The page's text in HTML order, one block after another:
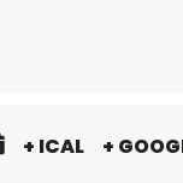
+ ICAL +